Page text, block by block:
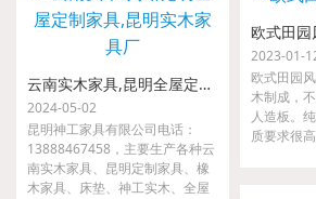
云南实木家具,昆明全屋定制家具,昆明实木家具厂
2024-05-02
昆明神工家具有限公司电话：
13888467458，主要生产各种云
南实木家具、昆明定制家具、橡
木家具、床垫、神工实木、全屋
欧式田
2023-01-
欧式田园
木制成，
人造板。
质要求很